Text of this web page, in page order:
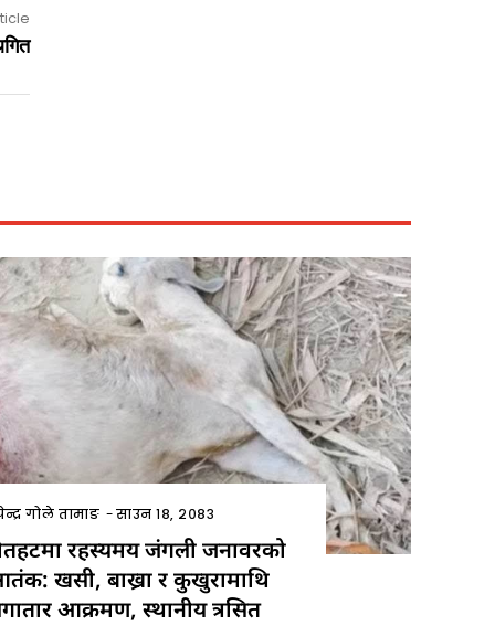
गोले तामाङ -साउन १८, २०८३
रहस्यमय जंगली जनावरको
खसी, बाख्रा र कुखुरामाथि
आक्रमण, स्थानीय त्रसित